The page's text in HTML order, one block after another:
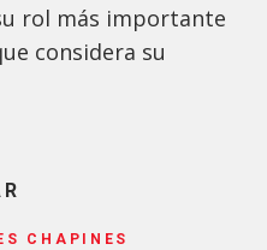
rol más importante
considera su
CHAPINES